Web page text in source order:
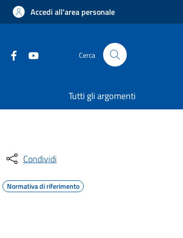
Accedi all'area personale
Cerca
Tutti gli argomenti
Condividi
Normativa di riferimento